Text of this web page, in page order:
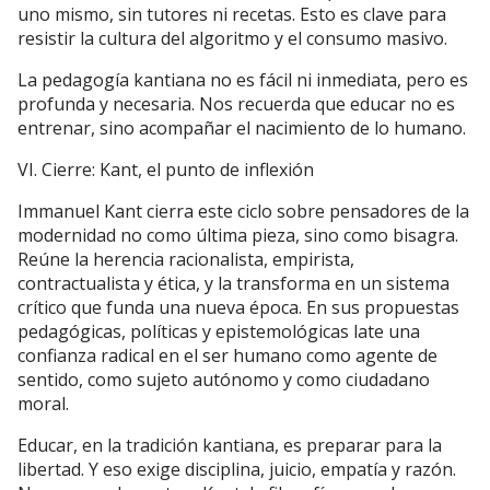
uno mismo, sin tutores ni recetas. Esto es clave para
resistir la cultura del algoritmo y el consumo masivo.
La pedagogía kantiana no es fácil ni inmediata, pero es
profunda y necesaria. Nos recuerda que educar no es
entrenar, sino acompañar el nacimiento de lo humano.
VI. Cierre: Kant, el punto de inflexión
Immanuel Kant cierra este ciclo sobre pensadores de la
modernidad no como última pieza, sino como bisagra.
Reúne la herencia racionalista, empirista,
contractualista y ética, y la transforma en un sistema
crítico que funda una nueva época. En sus propuestas
pedagógicas, políticas y epistemológicas late una
confianza radical en el ser humano como agente de
sentido, como sujeto autónomo y como ciudadano
moral.
Educar, en la tradición kantiana, es preparar para la
libertad. Y eso exige disciplina, juicio, empatía y razón.